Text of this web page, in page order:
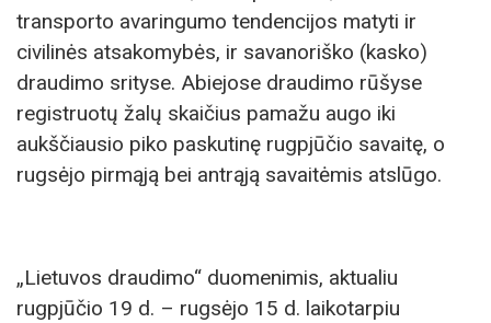
transporto avaringumo tendencijos matyti ir
civilinės atsakomybės, ir savanoriško (kasko)
draudimo srityse. Abiejose draudimo rūšyse
registruotų žalų skaičius pamažu augo iki
aukščiausio piko paskutinę rugpjūčio savaitę, o
rugsėjo pirmąją bei antrąją savaitėmis atslūgo.
„Lietuvos draudimo“ duomenimis, aktualiu
rugpjūčio 19 d. – rugsėjo 15 d. laikotarpiu